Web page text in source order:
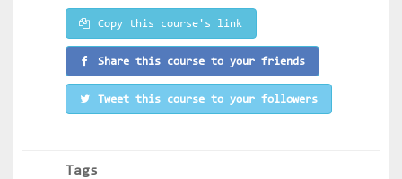
Copy this course's link
Share this course to your friends
Tweet this course to your followers
Tags